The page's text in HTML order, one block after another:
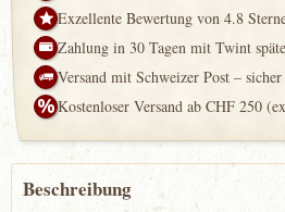
Exzellente Bewertung von 4.8
Zahlung in 30 Tagen mit Twint
Versand mit Schweizer Post –
Kostenloser Versand ab CHF 250
Beschreibung